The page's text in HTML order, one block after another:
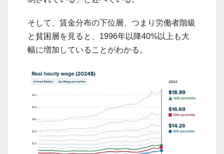
そして、賃金分布の下位層、つまり労働者階級
と貧困層を見ると、1996年以降40%以上も大
幅に増加していることがわかる。